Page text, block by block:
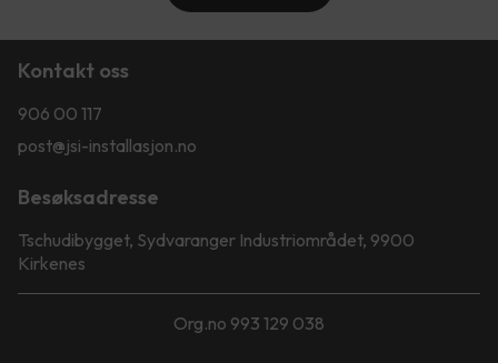
Kontakt oss
906 00 117
post@jsi-installasjon.no
Besøksadresse
Tschudibygget, Sydvaranger Industriområdet, 9900
Kirkenes
Org.no 993 129 038